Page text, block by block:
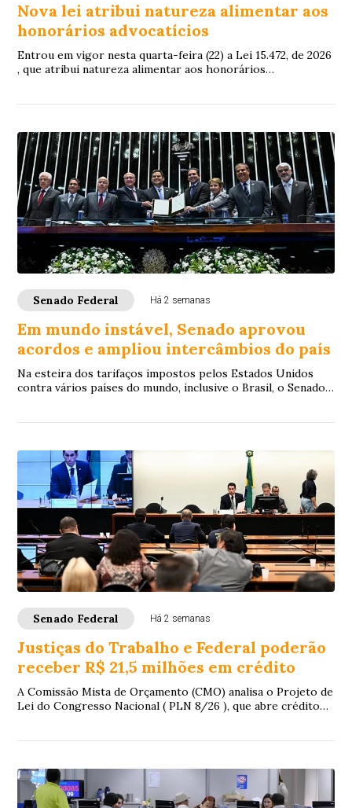
Nova lei atribui natureza alimentar aos
honorários advocatícios
Entrou em vigor nesta quarta-feira (22) a Lei 15.472, de 2026
, que atribui natureza alimentar aos honorários
Senado Federal Há 2 semanas
Em mundo instável, Senado aprovou
acordos e ampliou intercâmbios do país
Na esteira dos tarifaços impostos pelos Estados Unidos
contra vários países do mundo, inclusive o Brasil, o Senado
Senado Federal Há 2 semanas
Justiças do Trabalho e Federal poderão
receber R$ 21,5 milhões em crédito
A Comissão Mista de Orçamento (CMO) analisa o Projeto de
Lei do Congresso Nacional ( PLN 8/26 ), que abre crédito